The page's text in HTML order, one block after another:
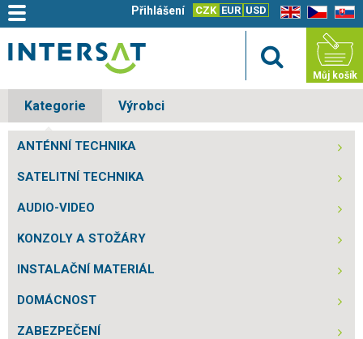
EN CZ SK
CZK EUR USD
Přihlášení
Můj košík
Kategorie Výrobci
ANTÉNNÍ TECHNIKA
SATELITNÍ TECHNIKA
AUDIO-VIDEO
KONZOLY A STOŽÁRY
INSTALAČNÍ MATERIÁL
DOMÁCNOST
ZABEZPEČENÍ